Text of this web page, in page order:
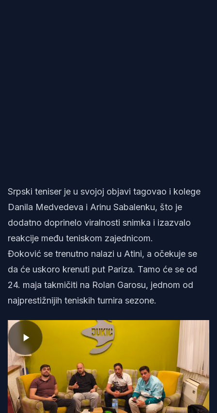
Srpski teniser je u svojoj objavi tagovao i kolege
Danila Medvedeva i Arinu Sabalenku, što je
dodatno doprinelo viralnosti snimka i izazvalo
reakcije među teniskom zajednicom.
Đoković se trenutno nalazi u Atini, a očekuje se
da će uskoro krenuti put Pariza. Tamo će se od
24. maja takmičiti na Rolan Garosu, jednom od
najprestižnijih teniskih turnira sezone.